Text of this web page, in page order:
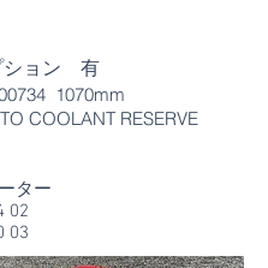
ション 有
1070mm
COOLANT RESERVE
ター
02
03